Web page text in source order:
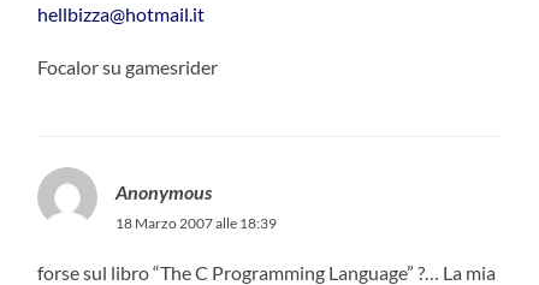
hellbizza@hotmail.it
Focalor su gamesrider
Anonymous
18 Marzo 2007 alle 18:39
forse sul libro “The C Programming Language” ?… La mia